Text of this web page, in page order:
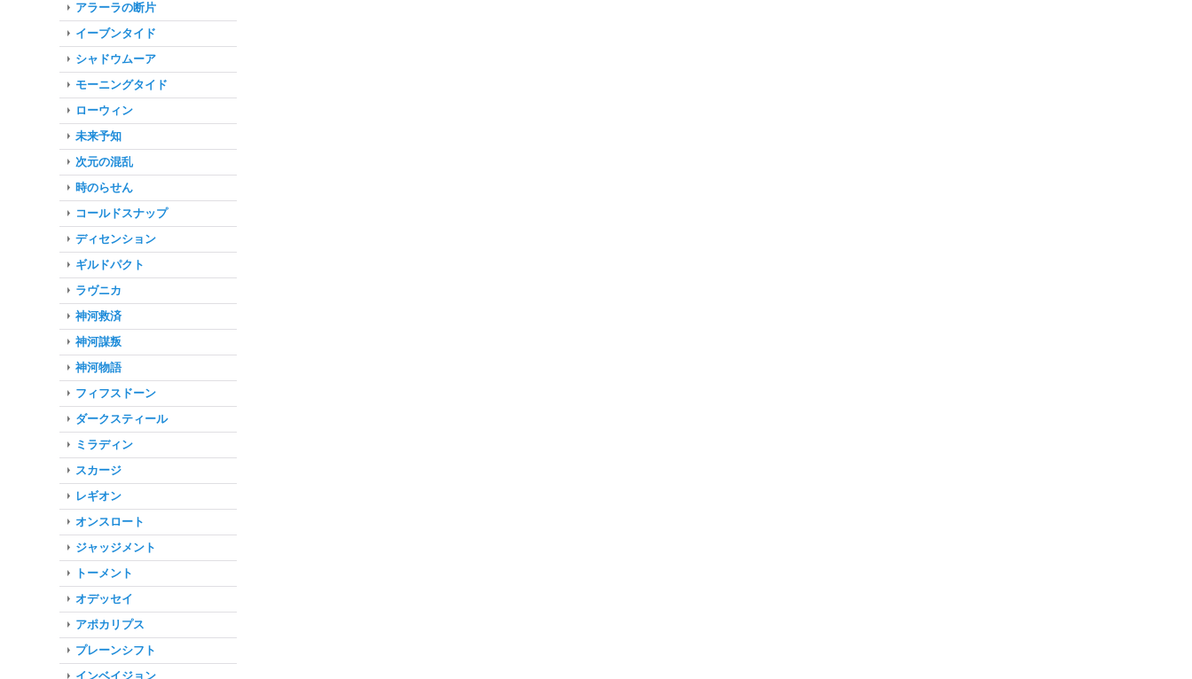
アラーラの断片
イーブンタイド
シャドウムーア
モーニングタイド
ローウィン
未来予知
次元の混乱
時のらせん
コールドスナップ
ディセンション
ギルドパクト
ラヴニカ
神河救済
神河謀叛
神河物語
フィフスドーン
ダークスティール
ミラディン
スカージ
レギオン
オンスロート
ジャッジメント
トーメント
オデッセイ
アポカリプス
プレーンシフト
インベイジョン